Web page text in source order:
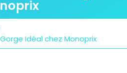
Idéal chez Monoprix